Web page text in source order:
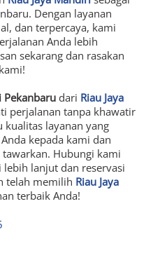
Dengan layanan
dan terpercaya, kami
Anda lebih
sekarang dan rasakan
Pekanbaru dari Riau Jaya
perjalanan tanpa khawatir
kualitas layanan yang
kepada kami dan
Hubungi kami
lanjut dan reservasi
telah memilih Riau Jaya
terbaik Anda!